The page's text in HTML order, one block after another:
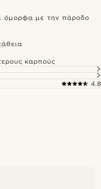
όμορφα με την πάροδο
καρπούς
4.8